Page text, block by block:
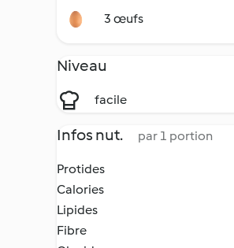
3 œufs
Niveau
facile
Infos nut. par 1 portion
Protides
Calories
Lipides
Fibre